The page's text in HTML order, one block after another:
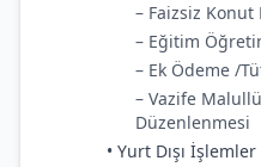
– Faizsiz Konut
– Eğitim
– Ek Ödeme /
– Vazife
Düzenlenmesi
• Yurt Dışı İşlemler